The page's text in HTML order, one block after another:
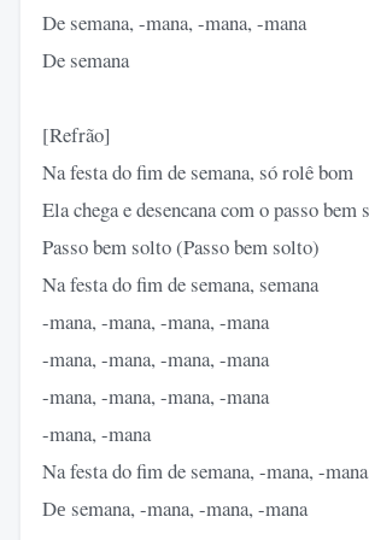
De semana, -mana, -mana, -mana
De semana
[Refrão]
Na festa do fim de semana, só rolê bom
Ela chega e desencana com o passo bem
Passo bem solto (Passo bem solto)
Na festa do fim de semana, semana
-mana, -mana, -mana, -mana
-mana, -mana, -mana, -mana
-mana, -mana, -mana, -mana
-mana, -mana
Na festa do fim de semana, -mana, -
Dе semana, -mana, -mana, -mana